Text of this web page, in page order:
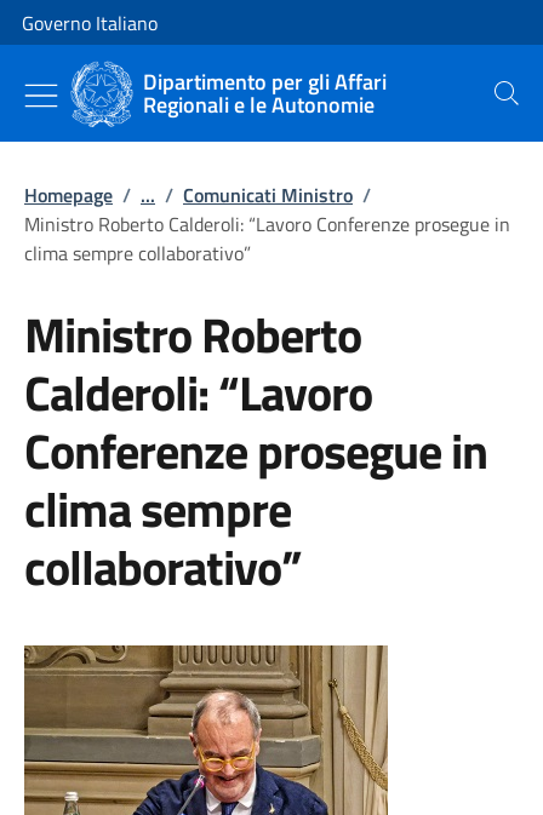
Vai al contenuto
Vai alla navigazione del sito
Governo Italiano
Dipartimento per gli Affari
Regionali e le Autonomie Cerca
Homepage / ... / Comunicati Ministro /
Ministro Roberto Calderoli: “Lavoro Conferenze prosegue in
clima sempre collaborativo”
Ministro Roberto
Calderoli: “Lavoro
Conferenze prosegue in
clima sempre
collaborativo”